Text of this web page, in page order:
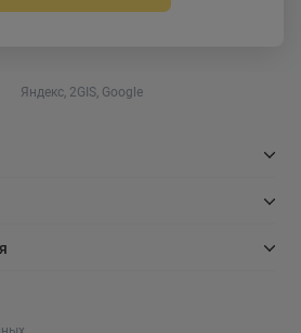
Яндекс, 2GIS, Google